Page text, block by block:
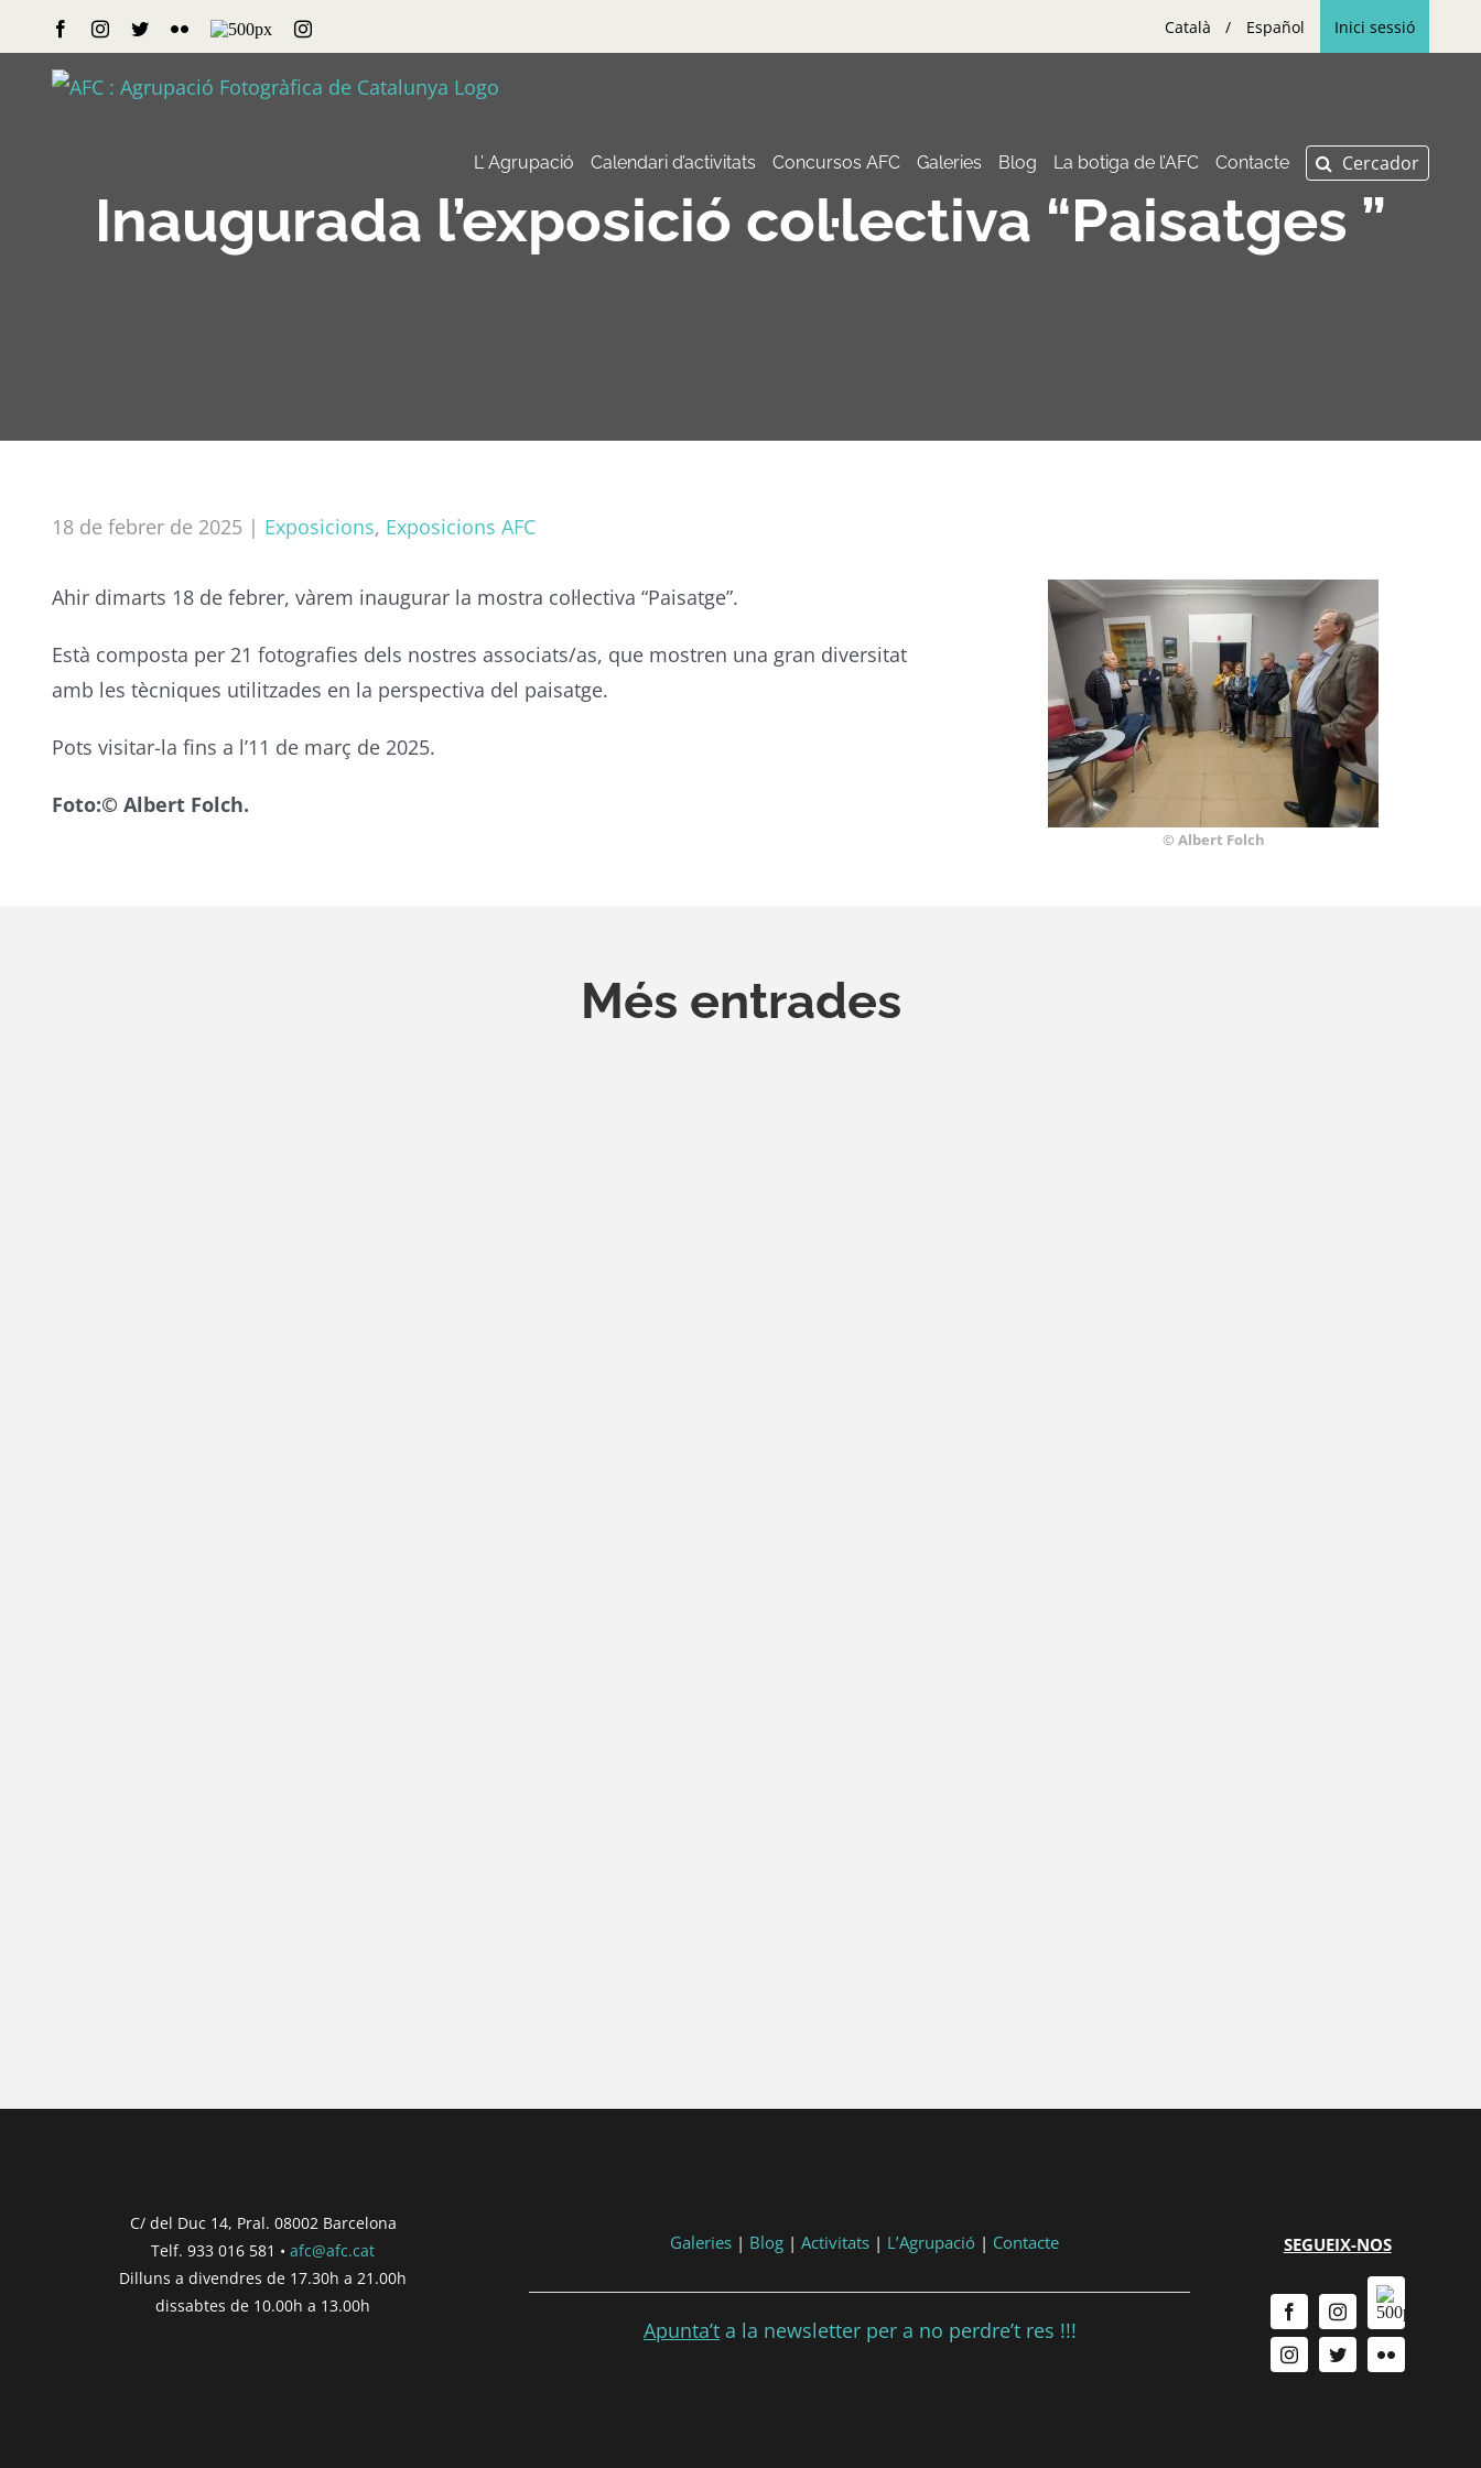
to
content
FacebookInstagram
TwitterFlickr500px Instagram Català Español Inici sessió
L’ Agrupació Calendari d’activitats Concursos AFC Galeries Blog La botiga de l’AFC Contacte
Inaugurada l’exposició col·lectiva “Paisatges ”
18 de febrer de 2025 | Exposicions, Exposicions AFC
Ahir dimarts 18 de febrer, vàrem inaugurar la mostra col·lectiva “Paisatge”.
Està composta per 21 fotografies dels nostres associats/as, que mostren una gran diversitat
amb les tècniques utilitzades en la perspectiva del paisatge.
Pots visitar-la fins a l’11 de març de 2025.
Foto:© Albert Folch.
© Albert Folch
Més entrades
C/ del Duc 14, Pral. 08002 Barcelona
Telf. 933 016 581 •afc@afc.cat
Dilluns a divendres de 17.30h a 21.00h
dissabtes de 10.00h a 13.00h
Galeries| Blog| Activitats| L’Agrupació| Contacte
Apunta’ta la newsletter per a no perdre’t res !!!
SEGUEIX-NOS